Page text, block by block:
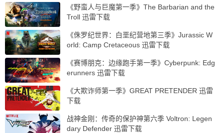
《野蛮人与巨魔第一季》The Barbarian and the
Troll 迅雷下载
《侏罗纪世界：白垩纪营地第三季》Jurassic W
orld: Camp Cretaceous 迅雷下载
《赛博朋克：边缘跑手第一季》Cyberpunk: Edg
erunners 迅雷下载
《大欺诈师第一季》GREAT PRETENDER 迅雷
下载
战神金刚：传奇的保护神第六季 Voltron: Legen
dary Defender 迅雷下载